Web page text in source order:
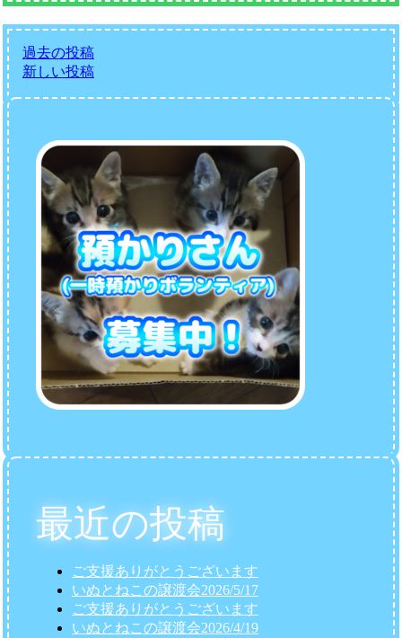
投
ナ
ビ
ゲ
ー
シ
ョ
ン
過去の投稿
新しい投稿
最近の投稿
ご支援ありがとうございます
いぬとねこの譲渡会2026/5/17
ご支援ありがとうございます
いぬとねこの譲渡会2026/4/19